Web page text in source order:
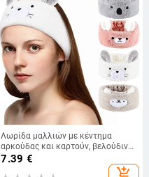
Λωρίδα μαλλιών με κέντημα
αρκούδας και καρτούν, βελούδινο
κοράλλι, φαρδιά, για πλύσιμο
7.39 €
add_shopping_cart